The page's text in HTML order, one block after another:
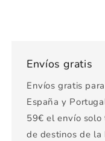
Envíos gratis
Envíos gratis
España y
59€ el envío solo
de destinos de la